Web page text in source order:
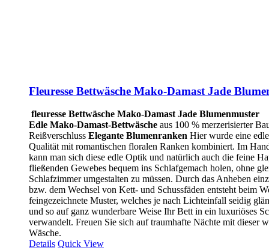
Fleuresse Bettwäsche Mako-Damast Jade
fleuresse Bettwäsche Mako-Damast Jade Blumenmuster
Edle Mako-Damast-Bettwäsche aus 100 % merzerisierter
Reißverschluss Elegante Blumenranken Hier wurde eine
Qualität mit romantischen floralen Ranken kombiniert. Im
kann man sich diese edle Optik und natürlich auch die feine
fließenden Gewebes bequem ins Schlafgemach holen, ohne
Schlafzimmer umgestalten zu müssen. Durch das Anheben
bzw. dem Wechsel von Kett- und Schussfäden entsteht beim
feingezeichnete Muster, welches je nach Lichteinfall seidig
und so auf ganz wunderbare Weise Ihr Bett in ein luxuriöses
verwandelt. Freuen Sie sich auf traumhafte Nächte mit dieser
Wäsche.
Details Quick View